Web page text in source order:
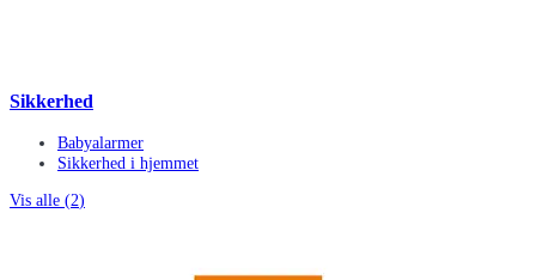
Sikkerhed
Babyalarmer
Sikkerhed i hjemmet
Vis alle (2)